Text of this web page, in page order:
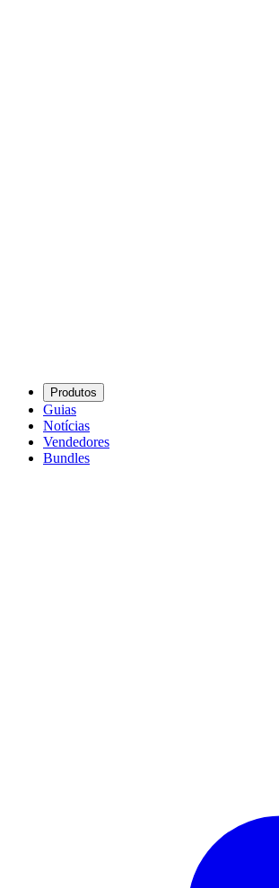
Produtos
Guias
Notícias
Vendedores
Bundles